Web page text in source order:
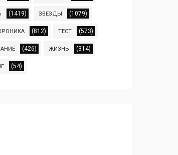
(1419) ЗВЕЗДЫ (1079)
(812) ТЕСТ (573)
(426) ЖИЗНЬ (314)
(54)